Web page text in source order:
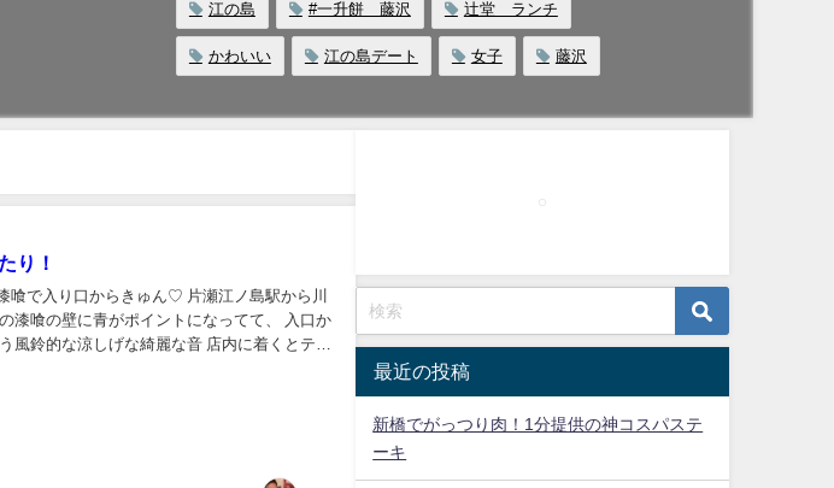
江の島 #一升餅 藤沢 辻堂 ランチ
かわいい 江の島デート 女子 藤沢
り！
漆喰の壁に青がポイントになってて、 入口か
しげな綺麗な音 店内に着くとテラ
最近の投稿
新橋でがっつり肉！1分提供の神コスパステ
ーキ